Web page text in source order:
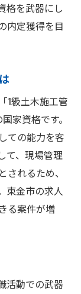
格を武器にし
内定獲得を目
1級土木施工管
家資格です。
ての能力を客
て、現場管理
れるため、
東金市の求人
る案件が増
活動での武器